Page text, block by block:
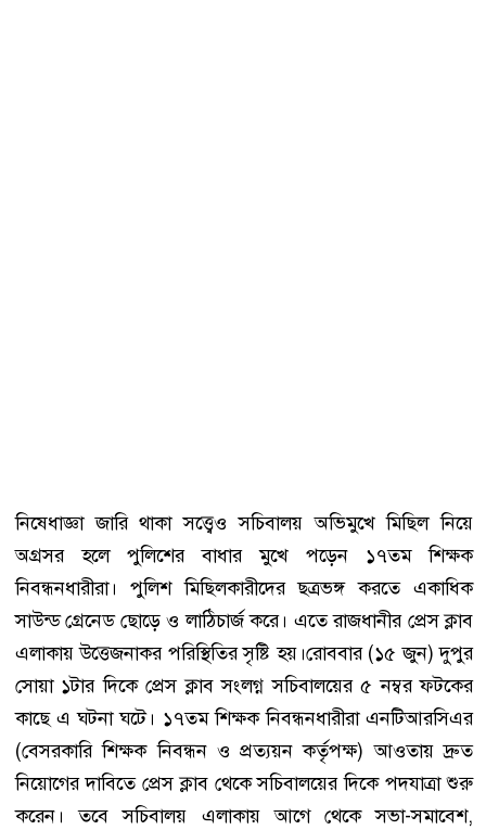
নিষেধাজ্ঞা জারি থাকা সত্ত্বেও সচিবালয় অভিমুখে মিছিল নিয়ে
অগ্রসর হলে পুলিশের বাধার মুখে পড়েন ১৭তম শিক্ষক
নিবন্ধনধারীরা। পুলিশ মিছিলকারীদের ছত্রভঙ্গ করতে একাধিক
সাউন্ড গ্রেনেড ছোড়ে ও লাঠিচার্জ করে। এতে রাজধানীর প্রেস ক্লাব
এলাকায় উত্তেজনাকর পরিস্থিতির সৃষ্টি হয়।রোববার (১৫ জুন) দুপুর
সোয়া ১টার দিকে প্রেস ক্লাব সংলগ্ন সচিবালয়ের ৫ নম্বর ফটকের
কাছে এ ঘটনা ঘটে। ১৭তম শিক্ষক নিবন্ধনধারীরা এনটিআরসিএর
(বেসরকারি শিক্ষক নিবন্ধন ও প্রত্যয়ন কর্তৃপক্ষ) আওতায় দ্রুত
নিয়োগের দাবিতে প্রেস ক্লাব থেকে সচিবালয়ের দিকে পদযাত্রা শুরু
করেন। তবে সচিবালয় এলাকায় আগে থেকে সভা-সমাবেশ,